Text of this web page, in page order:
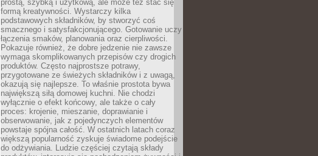
prostą, szybką i użytkową, ale może też stać się
formą kreatywności. Wystarczy kilka
podstawowych składników, by stworzyć coś
smacznego i satysfakcjonującego. Gotowanie uczy
łączenia smaków, planowania oraz cierpliwości.
Pokazuje również, że dobre jedzenie nie zawsze
wymaga skomplikowanych przepisów czy drogich
produktów. Często najprostsze potrawy,
przygotowane ze świeżych składników i z uwagą,
okazują się najlepsze. To właśnie prostota bywa
największą siłą domowej kuchni. Nie chodzi
wyłącznie o efekt końcowy, ale także o cały
proces: krojenie, mieszanie, doprawianie i
obserwowanie, jak z pojedynczych elementów
powstaje spójna całość. W ostatnich latach coraz
większą popularność zyskuje świadome podejście
do odżywiania. Ludzie częściej czytają składy